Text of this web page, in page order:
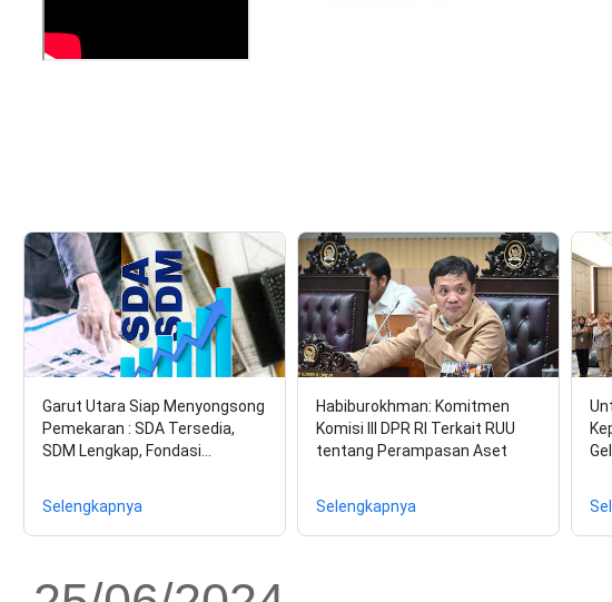
Garut Utara Siap Menyongsong
Pemekaran : SDA Tersedia,
SDM Lengkap, Fondasi…
Selengkapnya
Habiburokhman: Komitmen
Komisi III DPR RI Terkait RUU
tentang Perampasan Aset
Selengkapnya